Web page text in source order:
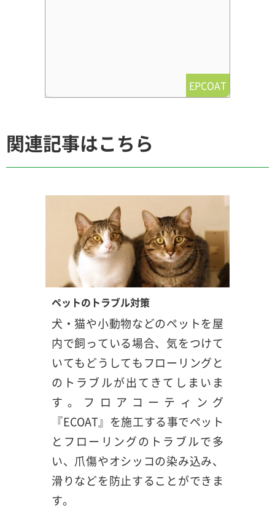
EPCOAT
関連記事はこちら
ペットのトラブル対策
犬・猫や小動物などのペットを屋
内で飼っている場合、気をつけて
いてもどうしてもフローリングと
のトラブルが出てきてしまいま
す。フロアコーティング
『ECOAT』を施工する事でペット
とフローリングのトラブルで多
い、爪傷やオシッコの染み込み、
滑りなどを防止することができま
す。